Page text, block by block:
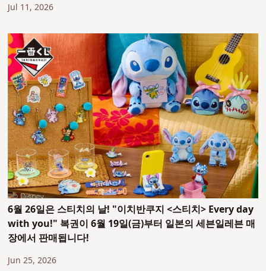
Jul 11, 2026
6월 26일은 스티치의 날! "이치반쿠지 <스티치> Every day
with you!" 복권이 6월 19일(금)부터 일본의 세븐일레븐 매
장에서 판매됩니다!
Jun 25, 2026